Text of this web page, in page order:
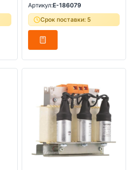
Артикул:E-186079
Срок поставки: 5